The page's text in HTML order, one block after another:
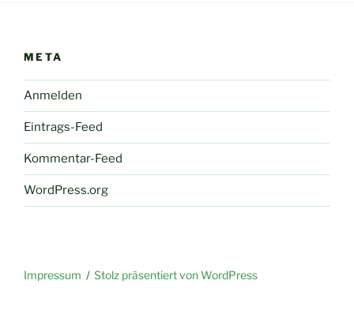
META
Anmelden
Eintrags-Feed
Kommentar-Feed
WordPress.org
Impressum Stolz präsentiert von WordPress